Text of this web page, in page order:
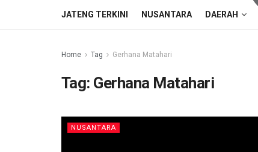
JATENG TERKINI NUSANTARA DAERAH
Home Tag Gerhana Matahari
Tag: Gerhana Matahari
NUSANTARA